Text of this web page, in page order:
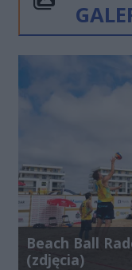
Beach Ball
(zdjęcia)